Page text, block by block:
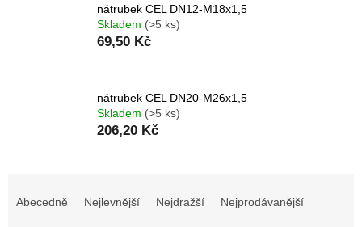
nátrubek CEL DN12-M18x1,5
Skladem (>5 ks)
69,50 Kč
nátrubek CEL DN20-M26x1,5
Skladem (>5 ks)
206,20 Kč
Abecedně Nejlevnější Nejdražší Nejprodávanější